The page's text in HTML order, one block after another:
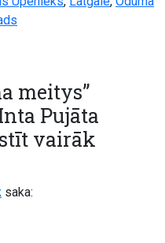
meitys”
Pujāta
vairāk
saka: